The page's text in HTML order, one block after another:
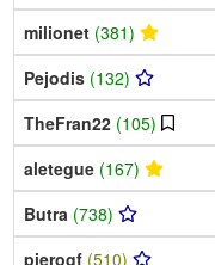
milionet (381)
Pejodis (132)
TheFran22 (105)
aletegue (167)
Butra (738)
pierogf (510)